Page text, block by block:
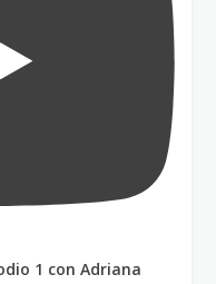
1 con Adriana